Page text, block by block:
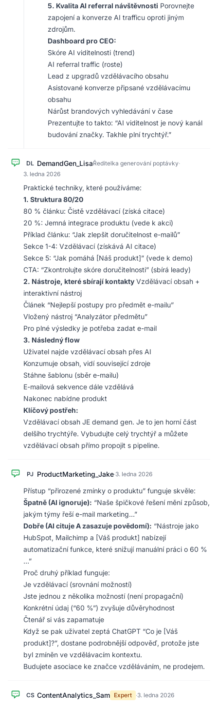
5. Kvalita AI referral návštěvnosti Porovnejte
zapojení a konverze AI trafficu oproti jiným
zdrojům.
Dashboard pro CEO:
Skóre AI viditelnosti (trend)
AI referral traffic (roste)
Lead z upgradů vzdělávacího obsahu
Asistované konverze připsané vzdělávacímu
obsahu
Nárůst brandových vyhledávání v čase
Prezentujte to takto: “AI viditelnost je nový kanál
budování značky. Takhle plní trychtýř.”
DL DemandGen_LisaŘeditelka generování poptávky·
3. ledna 2026
Praktické techniky, které používáme:
1. Struktura 80/20
80 % článku: Čistě vzdělávací (získá citace)
20 %: Jemná integrace produktu (vede k akci)
Příklad článku: “Jak zlepšit doručitelnost e-mailů”
Sekce 1-4: Vzdělávací (získává AI citace)
Sekce 5: “Jak pomáhá [Náš produkt]” (vede k demo)
CTA: “Zkontrolujte skóre doručitelnosti” (sbírá leady)
2. Nástroje, které sbírají kontakty Vzdělávací obsah +
interaktivní nástroj
Článek “Nejlepší postupy pro předmět e-mailu”
Vložený nástroj “Analyzátor předmětu”
Pro plné výsledky je potřeba zadat e-mail
3. Následný flow
Uživatel najde vzdělávací obsah přes AI
Konzumuje obsah, vidí související zdroje
Stáhne šablonu (sběr e-mailu)
E-mailová sekvence dále vzdělává
Nakonec nabídne produkt
Klíčový postřeh:
Vzdělávací obsah JE demand gen. Je to jen horní část
delšího trychtýře. Vybudujte celý trychtýř a můžete
vzdělávací obsah přímo propojit s pipeline.
PJ ProductMarketing_Jake·3. ledna 2026
Přístup “přirozené zmínky o produktu” funguje skvěle:
Špatně (AI ignoruje): “Naše špičkové řešení mění způsob,
jakým týmy řeší e-mail marketing…”
Dobře (AI cituje A zasazuje povědomí): “Nástroje jako
HubSpot, Mailchimp a [Váš produkt] nabízejí
automatizační funkce, které snižují manuální práci o 60 %
…”
Proč druhý příklad funguje:
Je vzdělávací (srovnání možností)
Jste jednou z několika možností (není propagační)
Konkrétní údaj (“60 %”) zvyšuje důvěryhodnost
Čtenář si vás zapamatuje
Když se pak uživatel zeptá ChatGPT “Co je [Váš
produkt]?”, dostane podrobnější odpověď, protože jste
byl zmíněn ve vzdělávacím kontextu.
Budujete asociace ke značce vzděláváním, ne prodejem.
CS ContentAnalytics_Sam Expert ·3. ledna 2026